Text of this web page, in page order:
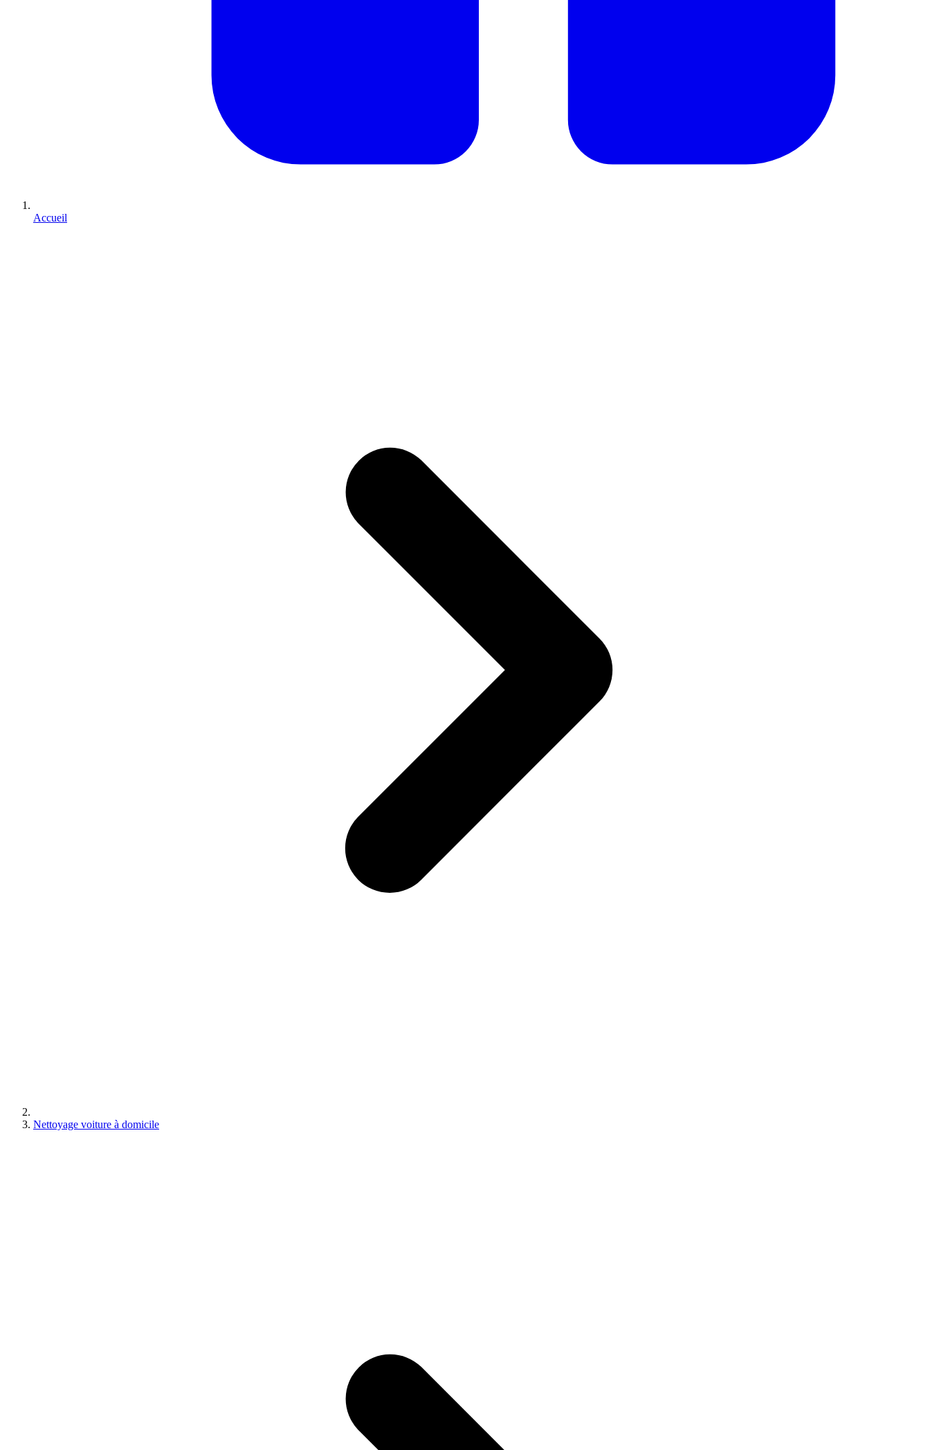
Accueil
Nettoyage voiture à domicile